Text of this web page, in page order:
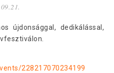
228217070234199